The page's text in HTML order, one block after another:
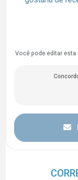
Você pode editar esta